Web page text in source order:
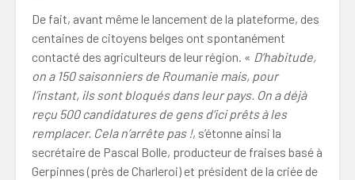
De fait, avant même le lancement de la plateforme, des
centaines de citoyens belges ont spontanément
contacté des agriculteurs de leur région. « D’habitude,
on a 150 saisonniers de Roumanie mais, pour
l’instant, ils sont bloqués dans leur pays. On a déjà
reçu 500 candidatures de gens d’ici prêts à les
remplacer. Cela n’arrête pas !, s’étonne ainsi la
secrétaire de Pascal Bolle, producteur de fraises basé à
Gerpinnes (près de Charleroi) et président de la criée de